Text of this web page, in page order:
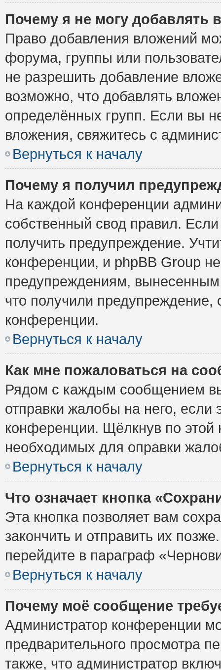
Почему я не могу добавлять
Право добавления вложений
форума, группы или
не разрешить добавление
возможно, что добавлять
определённых групп. Если вы
вложения, свяжитесь с
Вернуться к началу
Почему я получил
На каждой конференции
собственный свод правил.
получить предупреждение.
конференции, и phpBB Group
предупреждениям,
что получили предупреждение,
конференции.
Вернуться к началу
Как мне пожаловаться на
Рядом с каждым сообщением
отправки жалобы на него,
конференции. Щёлкнув по этой
необходимых для оправки
Вернуться к началу
Что означает кнопка
Эта кнопка позволяет вам
закончить и отправить их
перейдите в параграф
Вернуться к началу
Почему моё сообщение
Администратор конференции
предварительного просмотра
также, что администратор